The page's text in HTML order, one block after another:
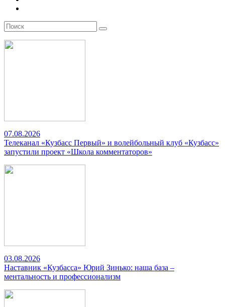
07.08.2026
Телеканал «Кузбасс Первый» и волейбольный клуб «Кузбасс»
запустили проект «Школа комментаторов»
03.08.2026
Наставник «Кузбасса» Юрий Зинько: наша база –
ментальность и профессионализм